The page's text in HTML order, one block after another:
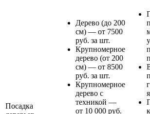
Посадка
Дерево (до 200
см) — от 7500
руб. за шт.
Крупномерное
дерево (от 200
см) — от 8500
руб. за шт.
Крупномерное
дерево с
техникой —
от 10 000 руб.